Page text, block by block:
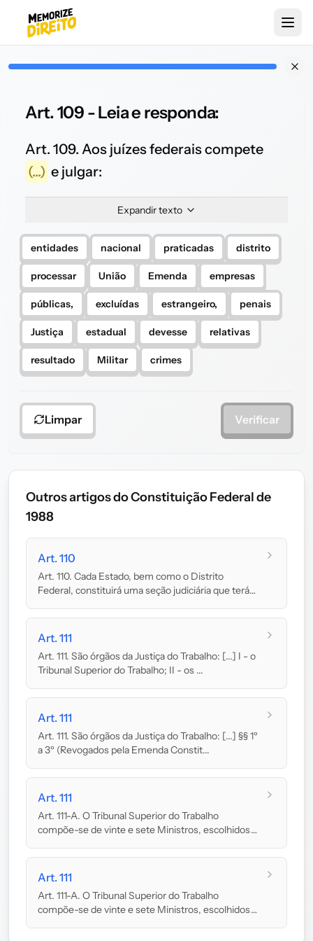
Art. 109 - Leia e responda:
Art. 109. Aos juízes federais compete
(...) e julgar:
Expandir texto
entidades nacional praticadas distrito
processar União Emenda empresas
públicas, excluídas estrangeiro, penais
Justiça estadual devesse relativas
resultado Militar crimes
Limpar Verificar
Outros artigos do Constituição Federal de
1988
Art. 110
Art. 110. Cada Estado, bem como o Distrito
Federal, constituirá uma seção judiciária que terá
Art. 111
Art. 111. São órgãos da Justiça do Trabalho: [...] I - o
Tribunal Superior do Trabalho; II - os ...
Art. 111
Art. 111. São órgãos da Justiça do Trabalho: [...] §§ 1º
a 3º (Revogados pela Emenda Constit...
Art. 111
Art. 111-A. O Tribunal Superior do Trabalho
compõe-se de vinte e sete Ministros, escolhidos
Art. 111
Art. 111-A. O Tribunal Superior do Trabalho
compõe-se de vinte e sete Ministros, escolhidos